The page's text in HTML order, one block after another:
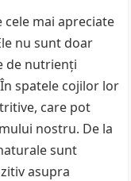
mai apreciate
nu sunt doar
de nutrienți
spatele cojilor lor
care pot
nostru. De la
sunt
asupra